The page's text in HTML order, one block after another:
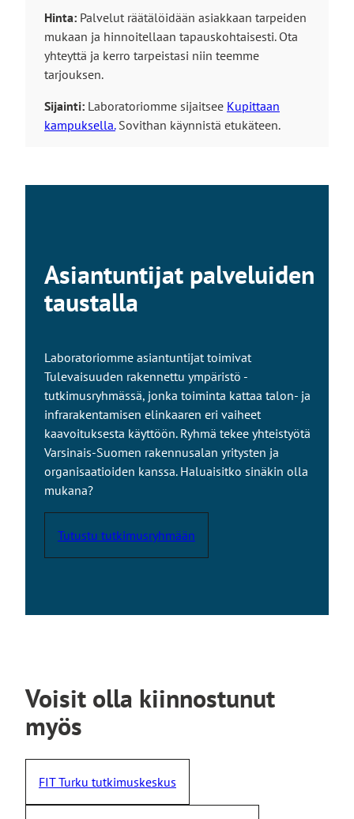
Hinta: Palvelut räätälöidään asiakkaan tarpeiden
mukaan ja hinnoitellaan tapauskohtaisesti. Ota
yhteyttä ja kerro tarpeistasi niin teemme
tarjouksen.
Sijainti: Laboratoriomme sijaitsee Kupittaan
kampuksella.Sovithan käynnistä etukäteen.
Asiantuntijat palveluiden
taustalla
Laboratoriomme asiantuntijat toimivat
Tulevaisuuden rakennettu ympäristö -
tutkimusryhmässä, jonka toiminta kattaa talon- ja
infrarakentamisen elinkaaren eri vaiheet
kaavoituksesta käyttöön. Ryhmä tekee yhteistyötä
Varsinais-Suomen rakennusalan yritysten ja
organisaatioiden kanssa. Haluaisitko sinäkin olla
mukana?
Tutustu tutkimusryhmään
Voisit olla kiinnostunut
myös
FIT Turku tutkimuskeskus